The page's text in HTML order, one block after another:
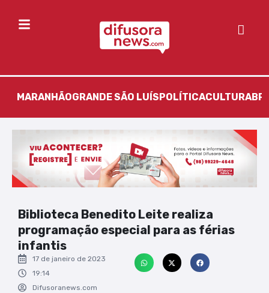
MARANHÃOGRANDE SÃO LUÍS POLÍTICACULTURA
Biblioteca Benedito Leite realiza
programação especial para as férias
infantis
17 de janeiro de 2023
19:14
Difusoranews.com